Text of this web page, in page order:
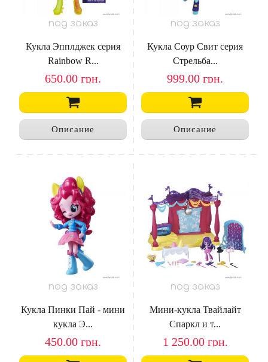
под заказ
Кукла Эпплджек серия
Rainbow R...
650.00 грн.
Описание
под заказ
Кукла Соур Свит серия
Стрельба...
999.00 грн.
Описание
под заказ
Кукла Пинки Пай - мини
кукла Э...
450.00 грн.
под заказ
Мини-кукла Твайлайт
Спаркл и т...
1 250.00 грн.